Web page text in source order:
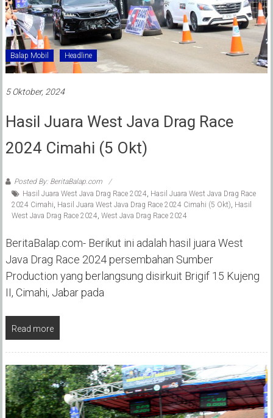
Balap Mobil Headline
5 Oktober, 2024
Hasil Juara West Java Drag Race
2024 Cimahi (5 Okt)
Posted By: BeritaBalap.com
Hasil Juara West Java Drag Race 2024 Hasil Juara West Java Drag Race
2024 Cimahi Hasil Juara West Java Drag Race 2024 Cimahi (5 Okt) Hasil
West Java Drag Race 2024 West Java Drag Race 2024
BeritaBalap.com- Berikut ini adalah hasil juara West
Java Drag Race 2024 persembahan Sumber
Production yang berlangsung disirkuit Brigif 15 Kujeng
II, Cimahi, Jabar pada
Read more